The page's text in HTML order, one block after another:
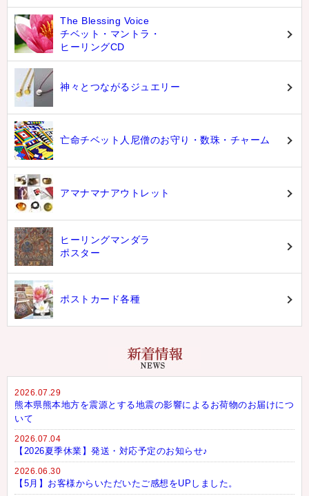
The Blessing Voice
チベット・マントラ・
ヒーリングCD
神々とつながるジュエリー
亡命チベット人尼僧のお守り・数珠・チャーム
アマナマナアウトレット
ヒーリングマンダラ
ポスター
ポストカード各種
2026.07.29
熊本県熊本地方を震源とする地震の影響によるお荷物のお届けにつ
いて
2026.07.04
【2026夏季休業】発送・対応予定のお知らせ♪
2026.06.30
【5月】お客様からいただいたご感想をUPしました。